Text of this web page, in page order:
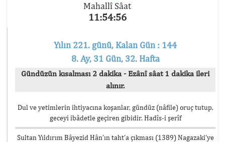
Mahallî Sâat
11:54:56
Yılın 221. günü, Kalan Gün : 144
8. Ay, 31 Gün, 32. Hafta
Gündüzün kısalması 2 dakika - Ezânî sâat 1 dakika ileri
alınır.
Dul ve yetimlerin ihtiyacına koşanlar, gündüz (nâfile) oruç tutup,
geceyi ibâdetle geçiren gibidir. Hadîs-i şerîf
Sultan Yıldırım Bâyezid Hân’ın taht’a çıkması (1389) Nagazaki’ye